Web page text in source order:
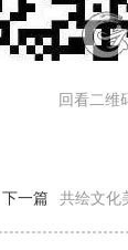
回看二维
下一篇 共绘文化